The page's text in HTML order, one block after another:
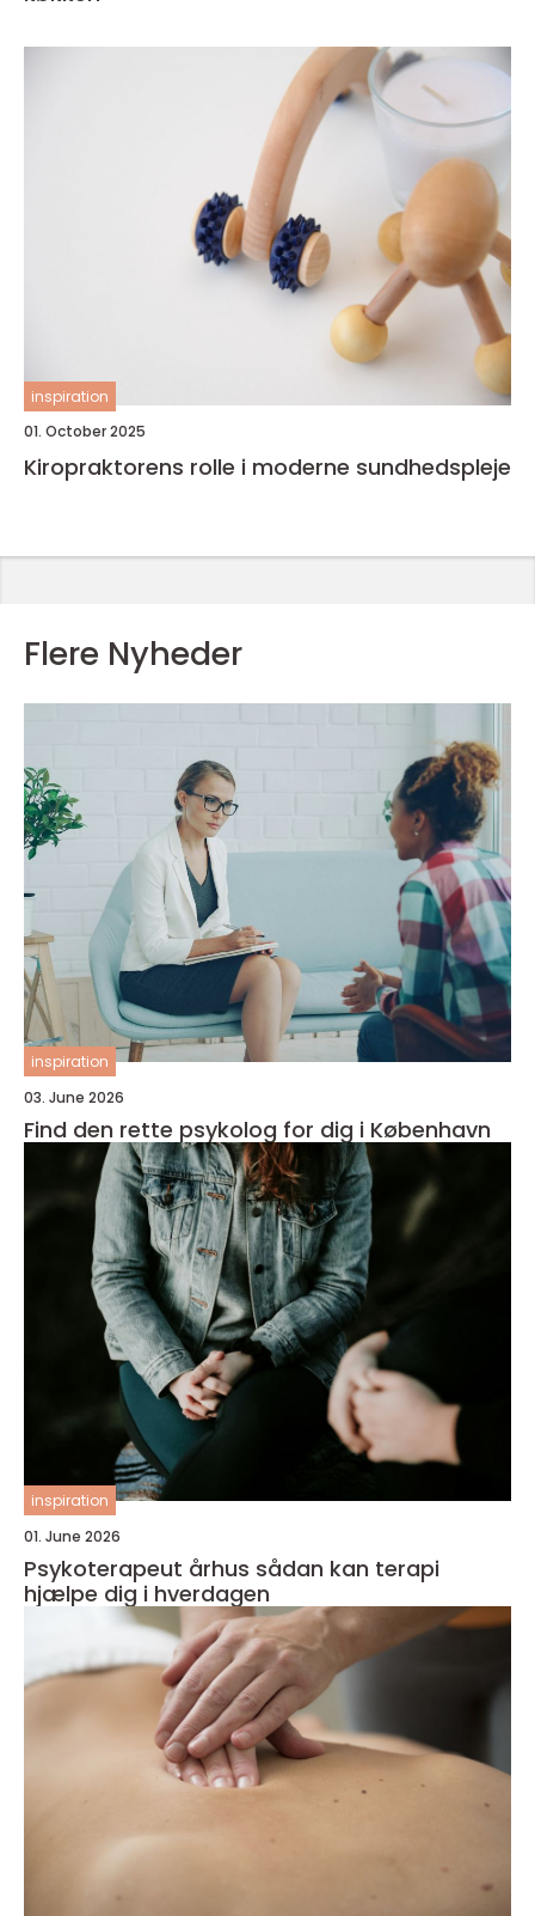
inspiration
01. October 2025
Kiropraktorens rolle i moderne sundhedspleje
Flere Nyheder
inspiration
03. June 2026
Find den rette psykolog for dig i København
inspiration
01. June 2026
Psykoterapeut århus sådan kan terapi
hjælpe dig i hverdagen